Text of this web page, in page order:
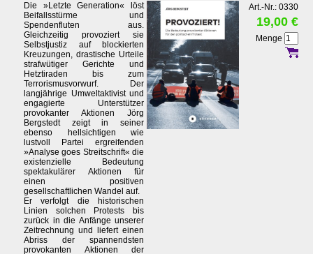
Die »Letzte Generation« löst
Beifallsstürme und
Spendenfluten aus.
Gleichzeitig provoziert sie
Selbstjustiz auf blockierten
Kreuzungen, drastische Urteile
strafwütiger Gerichte und
Hetztiraden bis zum
Terrorismusvorwurf. Der
langjährige Umweltaktivist und
engagierte Unterstützer
provokanter Aktionen Jörg
Bergstedt zeigt in seiner
ebenso hellsichtigen wie
lustvoll Partei ergreifenden
»Analyse goes Streitschrift« die
existenzielle Bedeutung
spektakulärer Aktionen für
einen positiven
gesellschaftlichen Wandel auf.
Er verfolgt die historischen
Linien solchen Protests bis
zurück in die Anfänge unserer
Zeitrechnung und liefert einen
Abriss der spannendsten
provokanten Aktionen der
Art.-Nr.: 0330
19,00 €
Menge